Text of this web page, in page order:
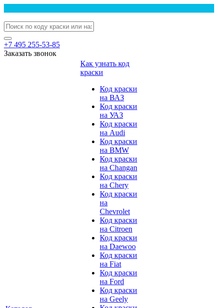
+7 495 255-53-85
Заказать звонок
Как узнать код
краски
Код краски
на ВАЗ
Код краски
на УАЗ
Код краски
на Audi
Код краски
на BMW
Код краски
на Changan
Код краски
на Chery
Код краски
на
Chevrolet
Код краски
на Citroen
Код краски
на Daewoo
Код краски
на Fiat
Код краски
на Ford
Код краски
на Geely